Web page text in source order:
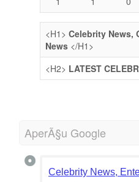
<H1> Celebrity News,
News </H1>
<H2> LATEST
AperÃ§u Google
Celebrity News,